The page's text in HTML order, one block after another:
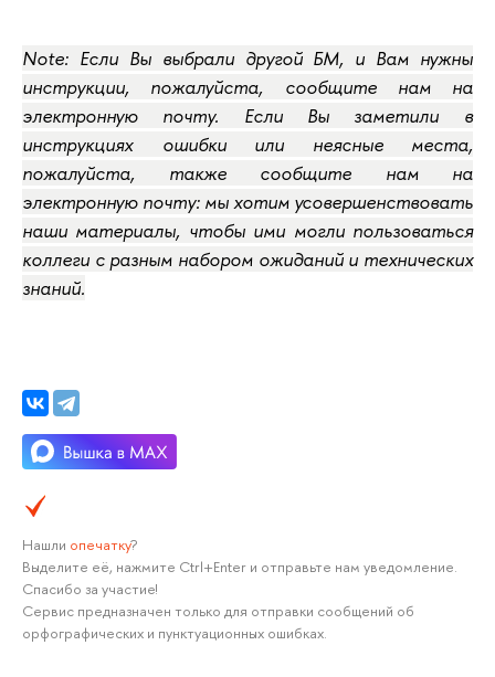
Note: Если Вы выбрали другой БМ, и Вам нужны
инструкции, пожалуйста, сообщите нам на
электронную почту. Если Вы заметили в
инструкциях ошибки или неясные места,
пожалуйста, также сообщите нам на
электронную почту: мы хотим усовершенствовать
наши материалы, чтобы ими могли пользоваться
коллеги с разным набором ожиданий и технических
знаний.
Нашли опечатку?
Выделите её, нажмите Ctrl+Enter и отправьте нам уведомление.
Спасибо за участие!
Сервис предназначен только для отправки сообщений об
орфографических и пунктуационных ошибках.